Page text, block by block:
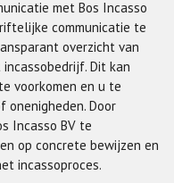
met Bos Incasso
communicatie te
overzicht van
Dit kan
voorkomen en u te
onenigheden. Door
Incasso BV te
op concrete bewijzen en
incassoproces.